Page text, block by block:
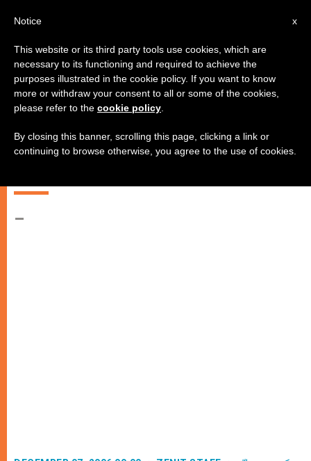
مداخلة أمين سر دولة حاضرة
الفاتيكان للعلاقات مع الدول أمام
الاجتماع الرابع عشر للمجلس الوزاري
–
x
Notice
This website or its third party tools use cookies, which are
necessary to its functioning and required to achieve the
purposes illustrated in the cookie policy. If you want to know
more or withdraw your consent to all or some of the cookies,
please refer to the cookie policy
By closing this banner, scrolling this page, clicking a link or
continuing to browse otherwise, you agree to the use of cookies.